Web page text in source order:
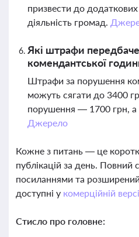
призвести до додаткових
діяльність громад.
Які штрафи
комендантської
Штрафи за порушення
можуть сягати до 3400
порушення — 1700 грн,
Джерело
Кожне з питань — це
публікацій за день.
посиланнями та
доступні у комерційній
Стисло про головне: